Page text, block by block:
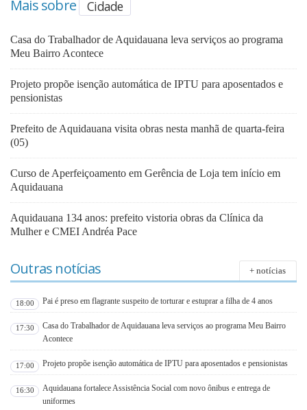
Mais sobre Cidade
Casa do Trabalhador de Aquidauana leva serviços ao programa
Meu Bairro Acontece
Projeto propõe isenção automática de IPTU para aposentados e
pensionistas
Prefeito de Aquidauana visita obras nesta manhã de quarta-feira
(05)
Curso de Aperfeiçoamento em Gerência de Loja tem início em
Aquidauana
Aquidauana 134 anos: prefeito vistoria obras da Clínica da
Mulher e CMEI Andréa Pace
Outras notícias + notícias
18:00 Pai é preso em flagrante suspeito de torturar e estuprar a filha de 4 anos
17:30
Casa do Trabalhador de Aquidauana leva serviços ao programa Meu Bairro
Acontece
17:00 Projeto propõe isenção automática de IPTU para aposentados e pensionistas
16:30
Aquidauana fortalece Assistência Social com novo ônibus e entrega de
uniformes